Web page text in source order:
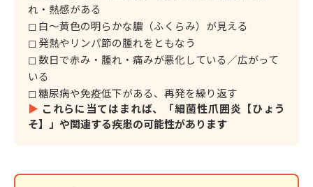
れ・熱感がある
◻︎ 白〜黄色の明らかな膿（ふくらみ）が見える
◻︎ 発熱やリンパ節の腫れをともなう
◻︎ 数日で赤み・腫れ・痛みが悪化している／広がって
いる
◻︎ 糖尿病や免疫低下がある、再発を繰り返す
▶︎ これらに当てはまれば、「細菌性爪囲炎【ひょう
そ】」や関連する疾患の可能性があります